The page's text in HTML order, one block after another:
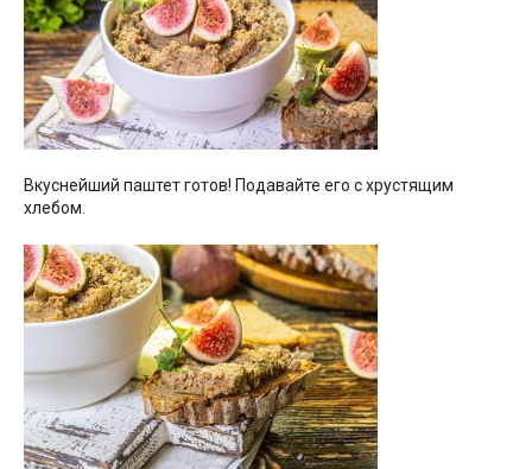
Вкуснейший паштет готов! Подавайте его с хрустящим
хлебом.